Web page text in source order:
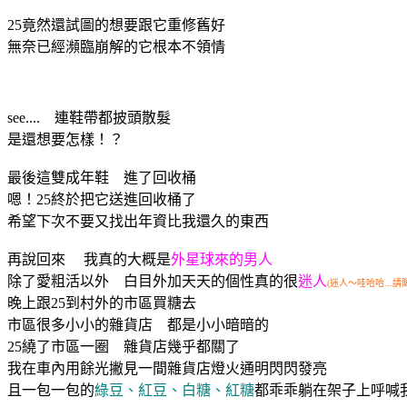
25竟然還試圖的想要跟它重修舊好
無奈已經瀕臨崩解的它根本不領情
see.... 連鞋帶都披頭散髮
是還想要怎樣！？
最後這雙成年鞋 進了回收桶
嗯！25終於把它送進回收桶了
希望下次不要又找出年資比我還久的東西
再說回來 我真的大概是外星球來的男人
除了愛粗活以外 白目外加天天的個性真的很迷人(迷人～哇哈哈...請
晚上跟25到村外的市區買糖去
市區很多小小的雜貨店 都是小小暗暗的
25繞了市區一圈 雜貨店幾乎都關了
我在車內用餘光撇見一間雜貨店燈火通明閃閃發亮
且一包一包的綠豆、紅豆、白糖、紅糖都乖乖躺在架子上呼喊